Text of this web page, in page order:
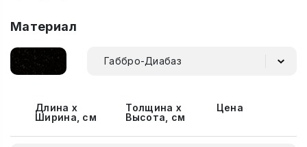
Материал
Габбро-Диабаз
Длина х
Ширина, см
Толщина х
Высота, см
Цена